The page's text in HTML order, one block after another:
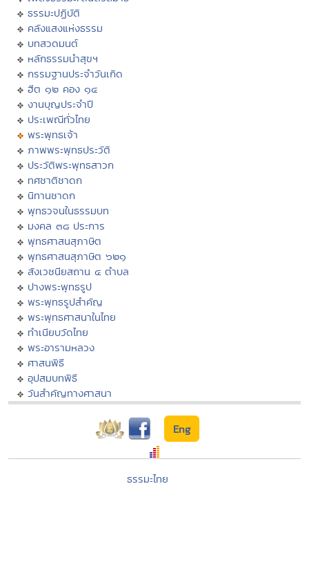
ธรรมะปฏิบัติ
คลังแสงแห่งธรรม
บทสวดมนต์
หลักธรรมนำสุขฯ
กรรมฐานประจำวันเกิด
ฮีต ๑๒ คอง ๑๔
งานบุญประจำปี
ประเพณีทั่วไทย
พระพุทธเจ้า
ภาพพระพุทธประวัติ
ประวัติพระพุทธสาวก
ทศชาติชาดก
นิทานชาดก
พุทธวจนในธรรมบท
มงคล ๓๘ ประการ
พุทธศาสนสุภาษิต
พุทธศาสนสุภาษิต ๖๒๑
สังเวชนียสถาน ๔ ตำบล
ปางพระพุทธรูป
พระพุทธรูปสำคัญ
พระพุทธศาสนาในไทย
ทำเนียบวัดไทย
พระอารามหลวง
ศาสนพิธี
อุปสมบทพิธี
วันสำคัญทางศาสนา
Eng
ธรรมะไทย